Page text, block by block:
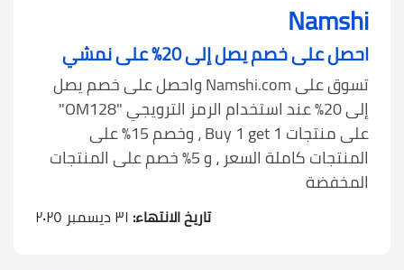
Namshi
احصل على خصم يصل إلى 20٪ على نمشي
تسوق على Namshi.com واحصل على خصم يصل
إلى 20٪ عند استخدام الرمز الترويجي "OM128"
على منتجات Buy 1 get 1 ، وخصم 15٪ على
المنتجات كاملة السعر ، و 5٪ خصم على المنتجات
المخفضة
تاريخ الانتهاء: ٣١ ديسمبر ٢٠٢٥